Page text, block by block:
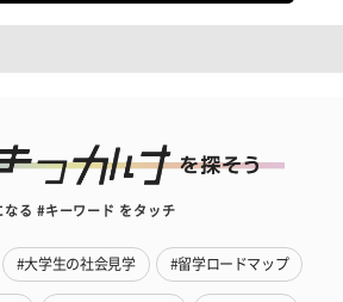
なる #キーワード をタッチ
#大学生の社会見学 #留学ロードマップ